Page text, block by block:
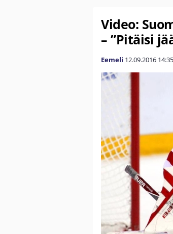
Video:
– ”Pitäisi
Eemeli 12.09.2016 14:35